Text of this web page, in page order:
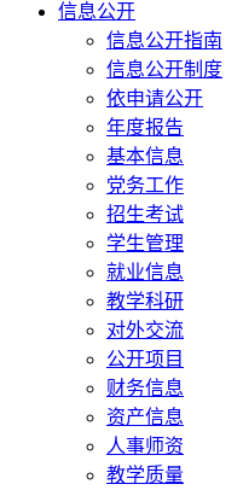
信息公开
信息公开指南
信息公开制度
依申请公开
年度报告
基本信息
党务工作
招生考试
学生管理
就业信息
教学科研
对外交流
公开项目
财务信息
资产信息
人事师资
教学质量